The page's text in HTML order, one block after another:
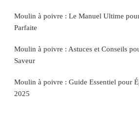
Moulin à poivre : Le Manuel Ultime
Parfaite
Moulin à poivre : Astuces et Conseils
Saveur
Moulin à poivre : Guide Essentiel pour
2025